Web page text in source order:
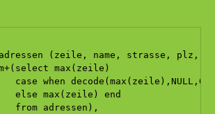
(zeile, name, strasse, plz,
max(zeile)
case when
else max(zeile) end
from adressen),